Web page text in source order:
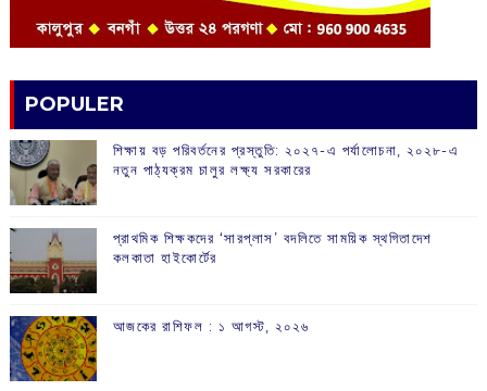
POPULER
শিক্ষায় বড় পরিবর্তনের প্রস্তুতি: ২০২৭-এ পর্যালোচনা, ২০২৮-এ
নতুন পাঠ্যক্রম চালুর লক্ষ্য সরকারের
প্রাথমিক শিক্ষকদের ‘সারপ্লাস’ বদলিতে সাময়িক স্থগিতাদেশ
কলকাতা হাইকোর্টের
আজকের রাশিফল :‌ ‌‌১ আগস্ট, ২০২৬